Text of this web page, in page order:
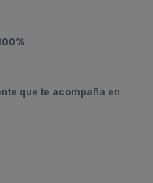
que te acompaña en